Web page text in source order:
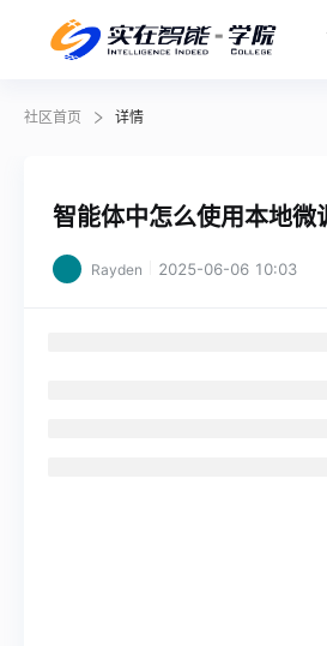
社区首页 详情
智能体中怎么使用本地微
Rayden 2025-06-06 10:03